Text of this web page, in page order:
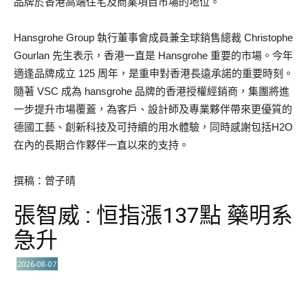
Hansgrohe Group 執行董事會成員兼全球銷售總裁 Christophe
Gourlan 先生表示，香港一直是 Hansgrohe 重要的市場。今年
適逢品牌成立 125 周年，是重申對香港長遠承諾的重要時刻。
隨著 VSC 成為 hansgrohe 品牌的香港授權經銷商，集團將進
一步提升市場覆蓋，為客戶、設計師及專業夥伴帶來更優質的
德國工藝、創新科技及可持續的用水體驗，同時感謝包括H2O
在內的長期合作夥伴一直以來的支持。
撰稿：曾子晴
張智威 : 恒指漲137點 藥明系
急升
2026-08-07